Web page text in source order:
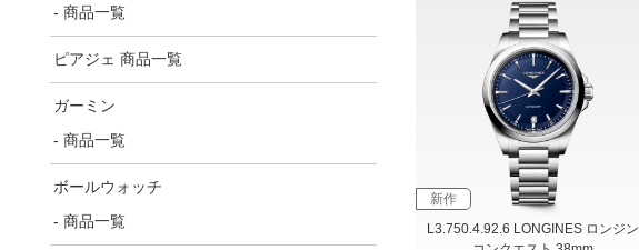
新作
L3.750.4.92.6 LONGINES ロンジン
- 商品一覧
ピアジェ 商品一覧
ガーミン
- 商品一覧
ボールウォッチ
- 商品一覧